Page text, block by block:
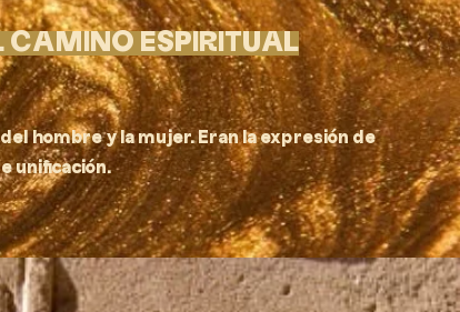
CAMINO ESPIRITUAL
hombre y la mujer. Eran la expresión de
unificación.